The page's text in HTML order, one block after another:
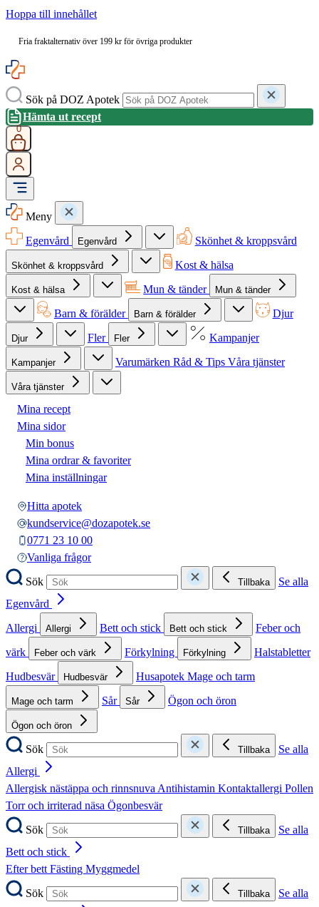
Hoppa till innehållet
Fria fraktalternativ över 199 kr för övriga produkter
Sök på DOZ Apotek
Hämta ut recept
0
Meny
Egenvård
Egenvård Skönhet & kroppsvård
Skönhet & kroppsvård Kost & hälsa
Kost & hälsa Mun & tänder Mun & tänder
Barn & förälder Barn & förälder Djur
Djur Fler Fler Kampanjer
Kampanjer Varumärken Råd & Tips Våra tjänster
Våra tjänster
Mina recept
Mina sidor
Min bonus
Mina ordrar & favoriter
Mina inställningar
Hitta apotek
kundservice@dozapotek.se
0771 23 10 00
Vanliga frågor
Sök
Tillbaka
Se alla
Egenvård
Allergi
Allergi Bett och stick Bett och stick
Feber och
värk
Feber och värk Förkylning Förkylning
Halstabletter
Hudbesvär
Hudbesvär Husapotek Mage och tarm
Mage och tarm Sår Sår Ögon och öron
Ögon och öron
Sök Tillbaka
Se alla
Allergi
Allergisk nästäppa och rinnsnuvaAntihistamin Kontaktallergi Pollen
Torr och irriterad näsa Ögonbesvär
Sök
Tillbaka
Se alla
Bett och stick
Efter bettFästing Myggmedel
Sök
Tillbaka
Se alla